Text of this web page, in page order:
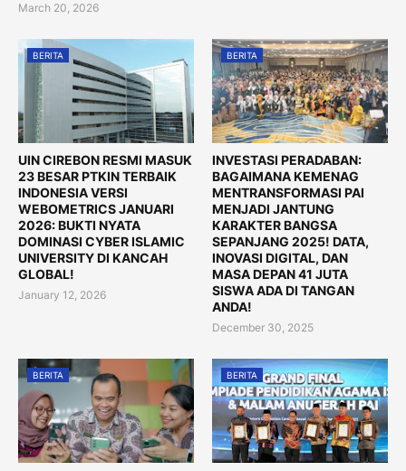
March 20, 2026
BERITA
UIN CIREBON RESMI MASUK
23 BESAR PTKIN TERBAIK
INDONESIA VERSI
WEBOMETRICS JANUARI
2026: BUKTI NYATA
DOMINASI CYBER ISLAMIC
UNIVERSITY DI KANCAH
GLOBAL!
January 12, 2026
BERITA
INVESTASI PERADABAN:
BAGAIMANA KEMENAG
MENTRANSFORMASI PAI
MENJADI JANTUNG
KARAKTER BANGSA
SEPANJANG 2025! DATA,
INOVASI DIGITAL, DAN
MASA DEPAN 41 JUTA
SISWA ADA DI TANGAN
ANDA!
December 30, 2025
BERITA BERITA